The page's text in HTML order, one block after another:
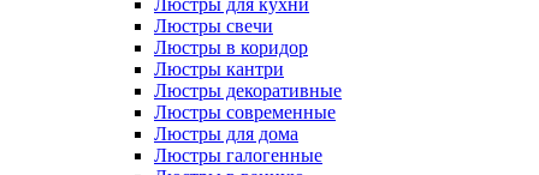
Люстры для кухни
Люстры свечи
Люстры в коридор
Люстры кантри
Люстры декоративные
Люстры современные
Люстры для дома
Люстры галогенные